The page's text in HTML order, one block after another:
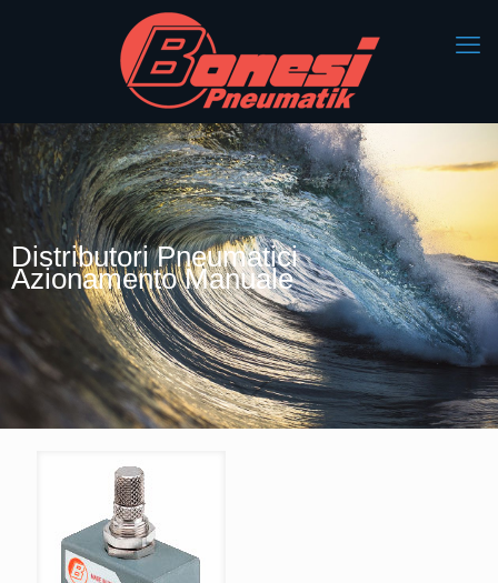
Distributori Pneumatici
Azionamento Manuale